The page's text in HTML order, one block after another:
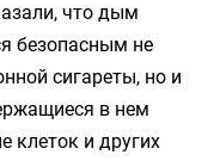
что дым
безопасным не
сигареты, но и
в нем
клеток и других